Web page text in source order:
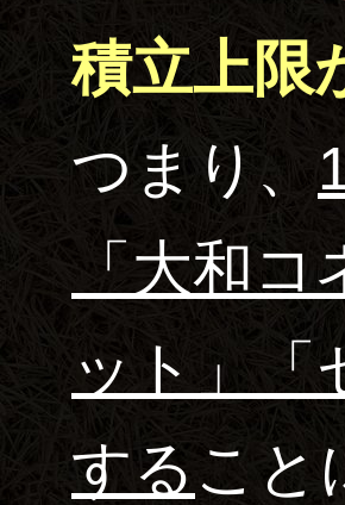
積立上限
つまり、
「大和
ット」「
する こと